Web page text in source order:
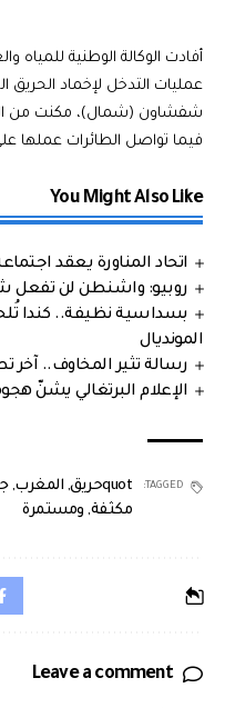
أفادت الوكالة الوطنية للمياه
عمليات التدخل لإخماد الحريق
شفشاون (شمال)، مكنت من
فيما تواصل الطائرات عملها
You Might Also Like
اتحاد المناورة يعقد اجتماعه
روبيو: واشنطن لن تفعل
بسداسية نظيفة.. كندا
المونديال
رسالة تثير المخاوف.. آخر
الإعلام البرتغالي يشنّ
TAGGED: quotحريق , المغرب,
مكثفة, ومستمرة
Leave a comment